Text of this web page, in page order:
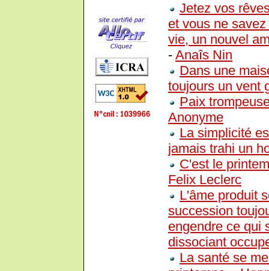
Jetez vos
et vous ne
vie, un nouvel
- Anaîs Nin
Dans une
toujours un vent
Paix
Anonyme
La simplicité
jamais trahi un
C'est le
Felix Leclerc
L'âme produit
succession
engendre ce qui
dissociant
La santé se